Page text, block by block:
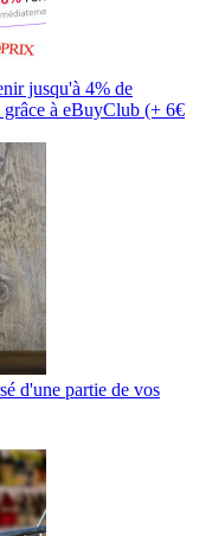
jusqu'à 4% de
grâce à eBuyClub (+ 6€
d'une partie de vos